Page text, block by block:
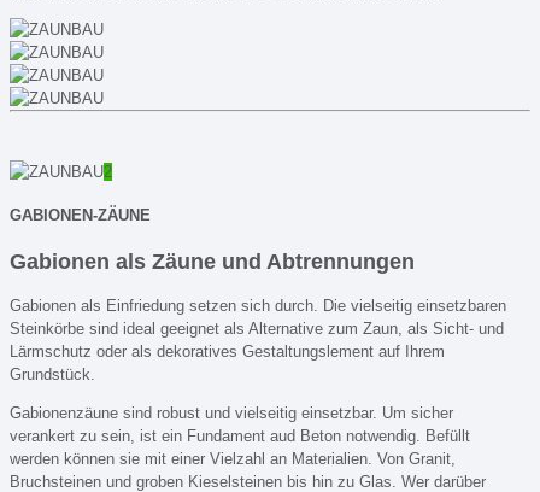
2
GABIONEN-ZÄUNE
Gabionen als Zäune und Abtrennungen
Gabionen als Einfriedung setzen sich durch. Die vielseitig einsetzbaren
Steinkörbe sind ideal geeignet als Alternative zum Zaun, als Sicht- und
Lärmschutz oder als dekoratives Gestaltungslement auf Ihrem
Grundstück.
Gabionenzäune sind robust und vielseitig einsetzbar. Um sicher
verankert zu sein, ist ein Fundament aud Beton notwendig. Befüllt
werden können sie mit einer Vielzahl an Materialien. Von Granit,
Bruchsteinen und groben Kieselsteinen bis hin zu Glas. Wer darüber